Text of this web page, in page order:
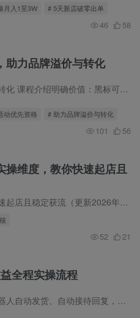
月入1至3W # 5天新店破零出单
46 58
助力品牌溢价与转化
值：黑标可提升店铺权重与信任度…
动优先资格 # 助力品牌溢价与转化
101 56
操维度，教你快速起店且
流（更新2026年6月） 课程介绍：…
52 21
全程实操流程
、自动接待回复，新手零基础也能轻松做，…